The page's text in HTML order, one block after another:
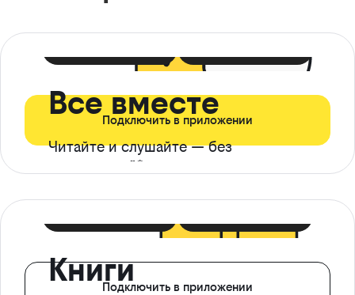
Все вместе
Читайте и слушайте — без
ограничений*
Подключить в приложении
КнигиПодключить в приложении